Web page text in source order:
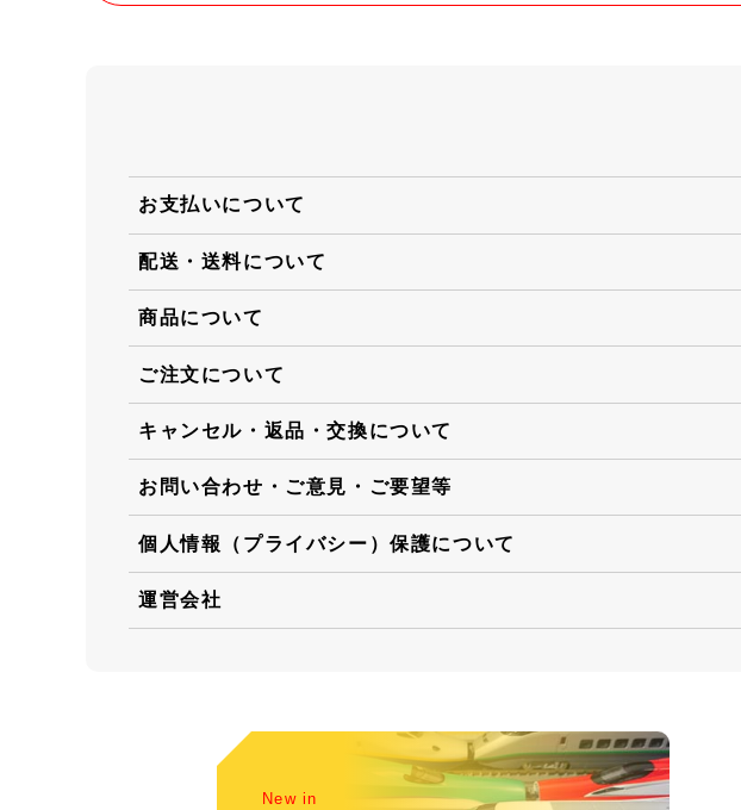
お支払いについて
配送・送料について
商品について
ご注文について
キャンセル・返品・交換について
お問い合わせ・ご意見・ご要望等
個人情報（プライバシー）保護について
運営会社
New in